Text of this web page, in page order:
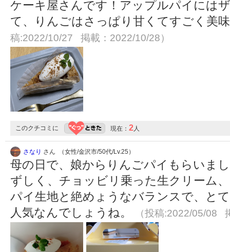
ケーキ屋さんです！アップルパイには
て、りんごはさっぱり甘くてすごく美
稿:2022/10/27 掲載：2022/10/28）
このクチコミに 現在： 2人
さなり さん （女性/金沢市/50代/Lv.25）
母の日で、娘からりんごパイもらいま
ずしく、チョッビリ乗った生クリーム
パイ生地と絶めょうなバランスで、と
人気なんでしょうね。
（投稿:2022/05/08